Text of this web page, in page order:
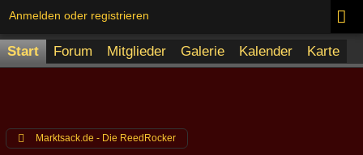
Anmelden oder registrieren
Start Forum Mitglieder Galerie Kalender Karte
Marktsack.de - Die ReedRocker